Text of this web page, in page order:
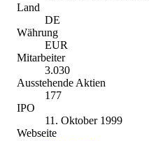
Land
DE
Währung
EUR
Mitarbeiter
3.030
Ausstehende Aktien
177
IPO
11. Oktober 1999
Webseite